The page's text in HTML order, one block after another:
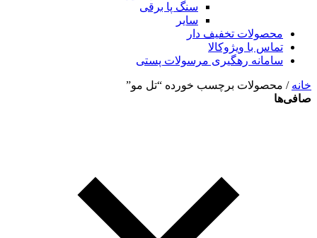
سنگ پا برقی
سایر
محصولات تخفیف دار
تماس با ویژوکالا
سامانه رهگیری مرسولات پستی
خانه / محصولات برچسب خورده “تل مو”
صافی‌ها